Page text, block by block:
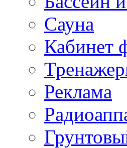
Сауна
Кабинет
Реклама